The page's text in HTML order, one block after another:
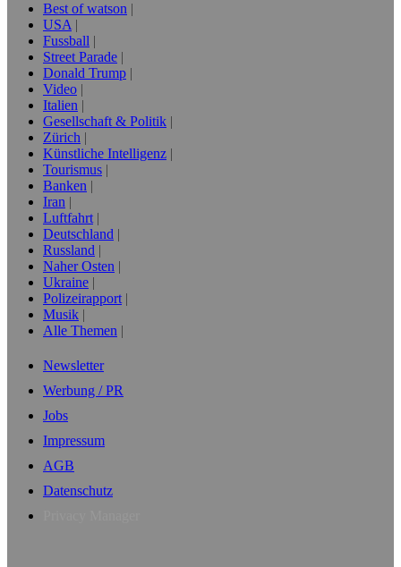
Best of watson
USA
Fussball
Street Parade
Donald Trump
Video
Italien
Gesellschaft & Politik
Zürich
Künstliche Intelligenz
Tourismus
Banken
Iran
Luftfahrt
Deutschland
Russland
Naher Osten
Ukraine
Polizeirapport
Musik
Alle Themen
Newsletter
Werbung / PR
Jobs
Impressum
AGB
Datenschutz